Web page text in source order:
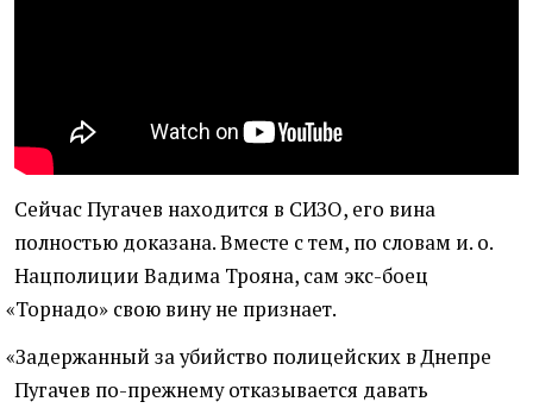
Сейчас Пугачев находится в СИЗО, его вина
полностью доказана. Вместе с тем, по словам и. о.
Нацполиции Вадима Трояна, сам экс-боец
«Торнадо» свою вину не признает.
«Задержанный за убийство полицейских в Днепре
Пугачев по-прежнему отказывается давать